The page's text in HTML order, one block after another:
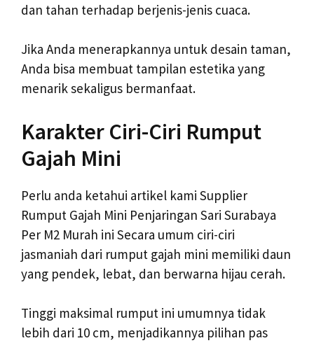
dan tahan terhadap berjenis-jenis cuaca.
Jika Anda menerapkannya untuk desain taman,
Anda bisa membuat tampilan estetika yang
menarik sekaligus bermanfaat.
Karakter Ciri-Ciri Rumput
Gajah Mini
Perlu anda ketahui artikel kami Supplier
Rumput Gajah Mini Penjaringan Sari Surabaya
Per M2 Murah ini Secara umum ciri-ciri
jasmaniah dari rumput gajah mini memiliki daun
yang pendek, lebat, dan berwarna hijau cerah.
Tinggi maksimal rumput ini umumnya tidak
lebih dari 10 cm, menjadikannya pilihan pas